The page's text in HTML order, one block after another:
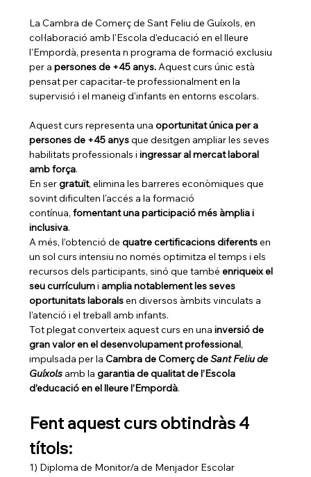
La Cambra de Comerç de Sant Feliu de Guíxols, en
col·laboració amb l'Escola d'educació en el lleure
l'Empordà, presenta n programa de formació exclusiu
per a persones de +45 anys. Aquest curs únic està
pensat per capacitar-te professionalment en la
supervisió i el maneig d'infants en entorns escolars.
Aquest curs representa una oportunitat única per a
persones de +45 anys que desitgen ampliar les seves
habilitats professionals i ingressar al mercat laboral
amb força.
En ser gratuït, elimina les barreres econòmiques que
sovint dificulten l'accés a la formació
contínua, fomentant una participació més àmplia i
inclusiva.
A més, l’obtenció de quatre certificacions diferents en
un sol curs intensiu no només optimitza el temps i els
recursos dels participants, sinó que també enriqueix el
seu currículum i amplia notablement les seves
oportunitats laborals en diversos àmbits vinculats a
l’atenció i el treball amb infants.
Tot plegat converteix aquest curs en una inversió de
gran valor en el desenvolupament professional,
impulsada per la Cambra de Comerç de Sant Feliu de
Guíxols amb la garantia de qualitat de l’Escola
d’educació en el lleure l’Empordà.
Fent aquest curs obtindràs 4
títols:
1) Diploma de Monitor/a de Menjador Escolar